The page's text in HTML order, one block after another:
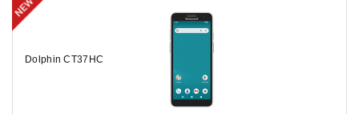
Dolphin CT37HC